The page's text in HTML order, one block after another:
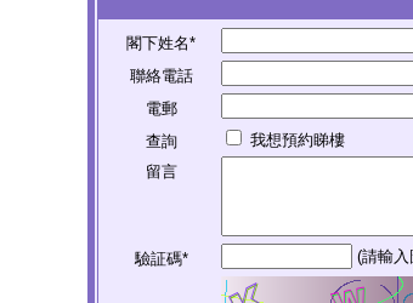
閣下姓名*
聯絡電話
電郵
查詢
我想預約睇樓
留言
驗証碼* (請輸